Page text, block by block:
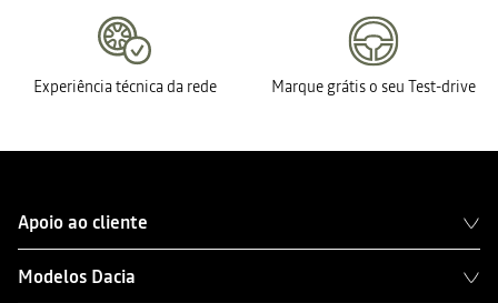
Experiência técnica da rede Marque grátis o seu Test-drive
Apoio ao cliente
Modelos Dacia